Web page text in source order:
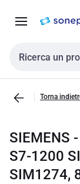
navigazione alla
Cerca input
Torna
SIEMENS
S7-1200
SIM1274,